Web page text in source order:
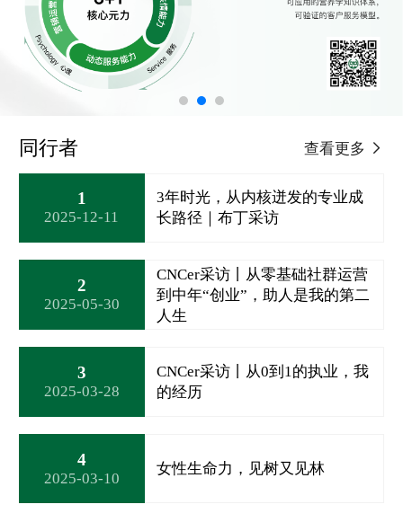
同行者 查看更多
1
2025-12-11
3年时光，从内核迸发的专业成
长路径｜布丁采访
2
2025-05-30
CNCer采访丨从零基础社群运营
到中年“创业”，助人是我的第二
人生
3
2025-03-28
CNCer采访丨从0到1的执业，我
的经历
4
2025-03-10
女性生命力，见树又见林